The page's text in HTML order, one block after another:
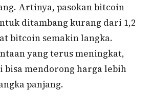
Artinya, pasokan bitcoin
ditambang kurang dari 1,2
bitcoin semakin langka.
yang terus meningkat,
bisa mendorong harga lebih
panjang.